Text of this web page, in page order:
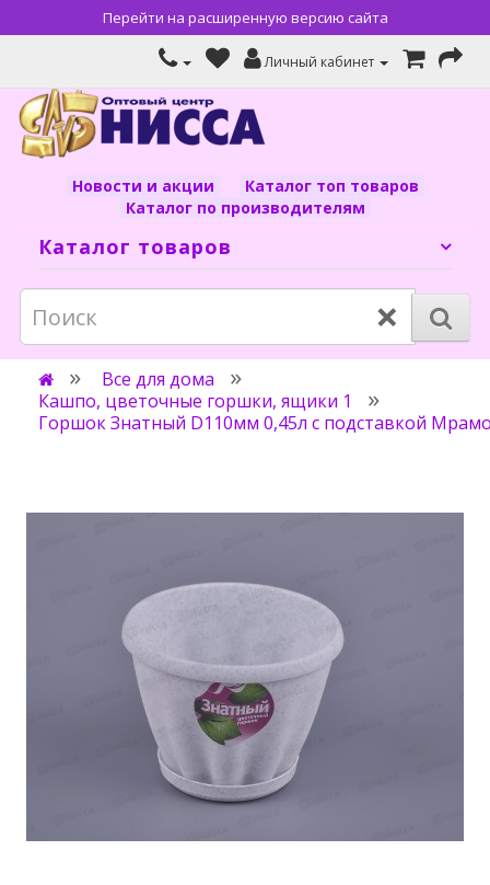
Перейти на расширенную версию сайта
Личный кабинет
Новости и акции
Каталог топ товаров
Каталог по производителям
Каталог товаров
×
Все для дома
Кашпо, цветочные горшки, ящики 1
Горшок Знатный D110мм 0,45л с подставкой